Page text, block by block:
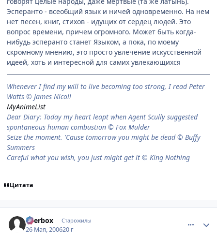
Эсперанто - всеобщий язык и ничей одновременно. На нем
нет песен, книг, стихов - идущих от сердец людей. Это
вопрос времени, причем огромного. Может быть когда-
нибудь эсперанто станет Языком, а пока, по моему
скромному мнению, это просто увлечение искусственной
идеей, хоть и интересной для самих увлекающихся
When­ever I find my will to live be­com­ing too strong, I read Peter
Watts © James Nicoll
MyAnimeList
Dear Diary: Today my heart leapt when Agent Scully suggested
spontaneous human combustion © Fox Mulder
Seize the moment. 'Cause tomorrow you might be dead © Buffy
Summers
Careful what you wish, you just might get it © King Nothing
Цитата
Beerbox Старожилы
26 Мая, 200620 г